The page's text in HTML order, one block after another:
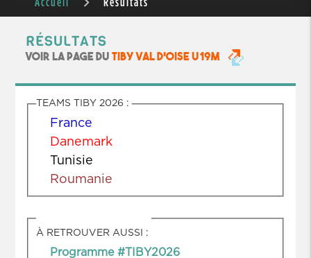
RÉSULTATS
VOIR LA PAGE DUTIBY VAL D'OISE U19M
TEAMS TIBY 2026 :
France
Danemark
Tunisie
Roumanie
À RETROUVER AUSSI :
Programme #TIBY2026